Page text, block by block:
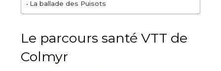
La ballade des Puisots
Le parcours santé VTT de
Colmyr